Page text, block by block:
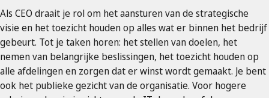
Als CEO draait je rol om het aansturen van de strategische
visie en het toezicht houden op alles wat er binnen het bedrijf
gebeurt. Tot je taken horen: het stellen van doelen, het
nemen van belangrijke beslissingen, het toezicht houden op
alle afdelingen en zorgen dat er winst wordt gemaakt. Je bent
ook het publieke gezicht van de organisatie. Voor hogere